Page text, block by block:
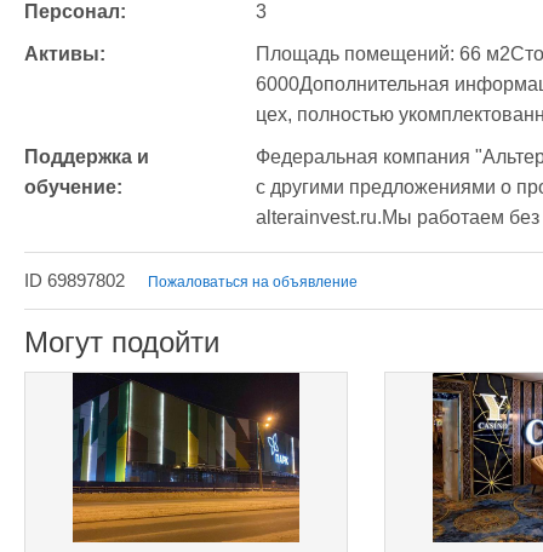
Персонал: 3
Активы:
Площадь помещений: 66
6000Дополнительная
цех, полностью
Поддержка и
обучение:
Федеральная компания
с другими предложениями о
alterainvest.ru.Мы работаем без
ID 69897802 Пожаловаться на объявление
Могут подойти